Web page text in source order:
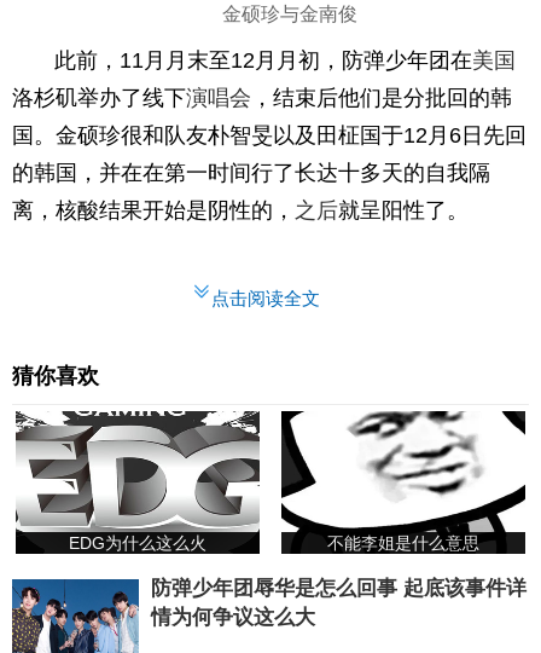
金硕珍与金南俊
此前，11月月末至12月月初，防弹少年团在美国
洛杉矶举办了线下演唱会 ，结束后他们是分批回的韩
国。金硕珍很和队友朴智旻以及田柾国于12月6日先回
的韩国，并在在第一时间行了长达十多天的自我隔
离，核酸结果开始是阴性的， 之后就呈阳性了。
点击阅读全文
猜你喜欢
EDG为什么这么火 不能李姐是什么意思
防弹少年团辱华是怎么回事 起底该事件详
情为何争议这么大